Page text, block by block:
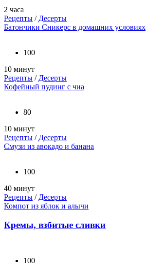
2 часа
Рецепты / Десерты
Батончики Сникерс в домашних условиях
100
10 минут
Рецепты / Десерты
Кофейный пудинг с чиа
80
10 минут
Рецепты / Десерты
Смузи из авокадо и банана
100
40 минут
Рецепты / Десерты
Компот из яблок и алычи
Кремы, взбитые сливки
100